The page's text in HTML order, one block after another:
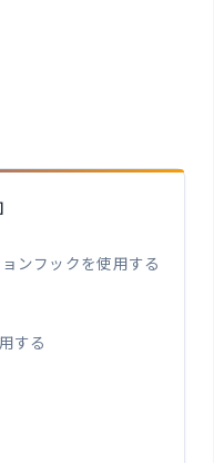
ンフックを使用する
する